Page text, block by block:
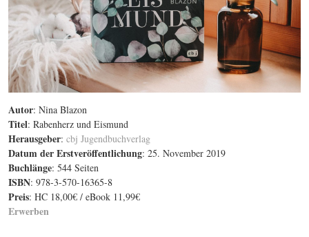
Autor: Nina Blazon
Titel: Rabenherz und Eismund
Herausgeber: cbj Jugendbuchverlag
Datum der Erstveröffentlichung: 25. November 2019
Buchlänge: 544 Seiten
ISBN: 978-3-570-16365-8
Preis: HC 18,00€ / eBook 11,99€
Erwerben